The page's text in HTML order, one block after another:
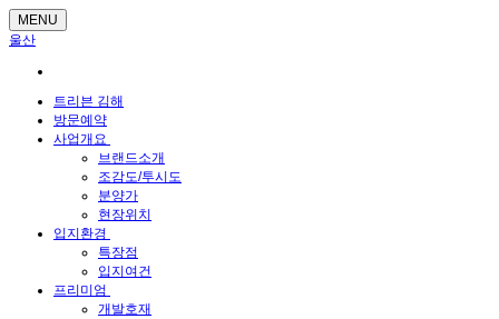
MENU
울산
트리븐 김해
방문예약
사업개요
브랜드소개
조감도/투시도
분양가
현장위치
입지환경
특장점
입지여건
프리미엄
개발호재